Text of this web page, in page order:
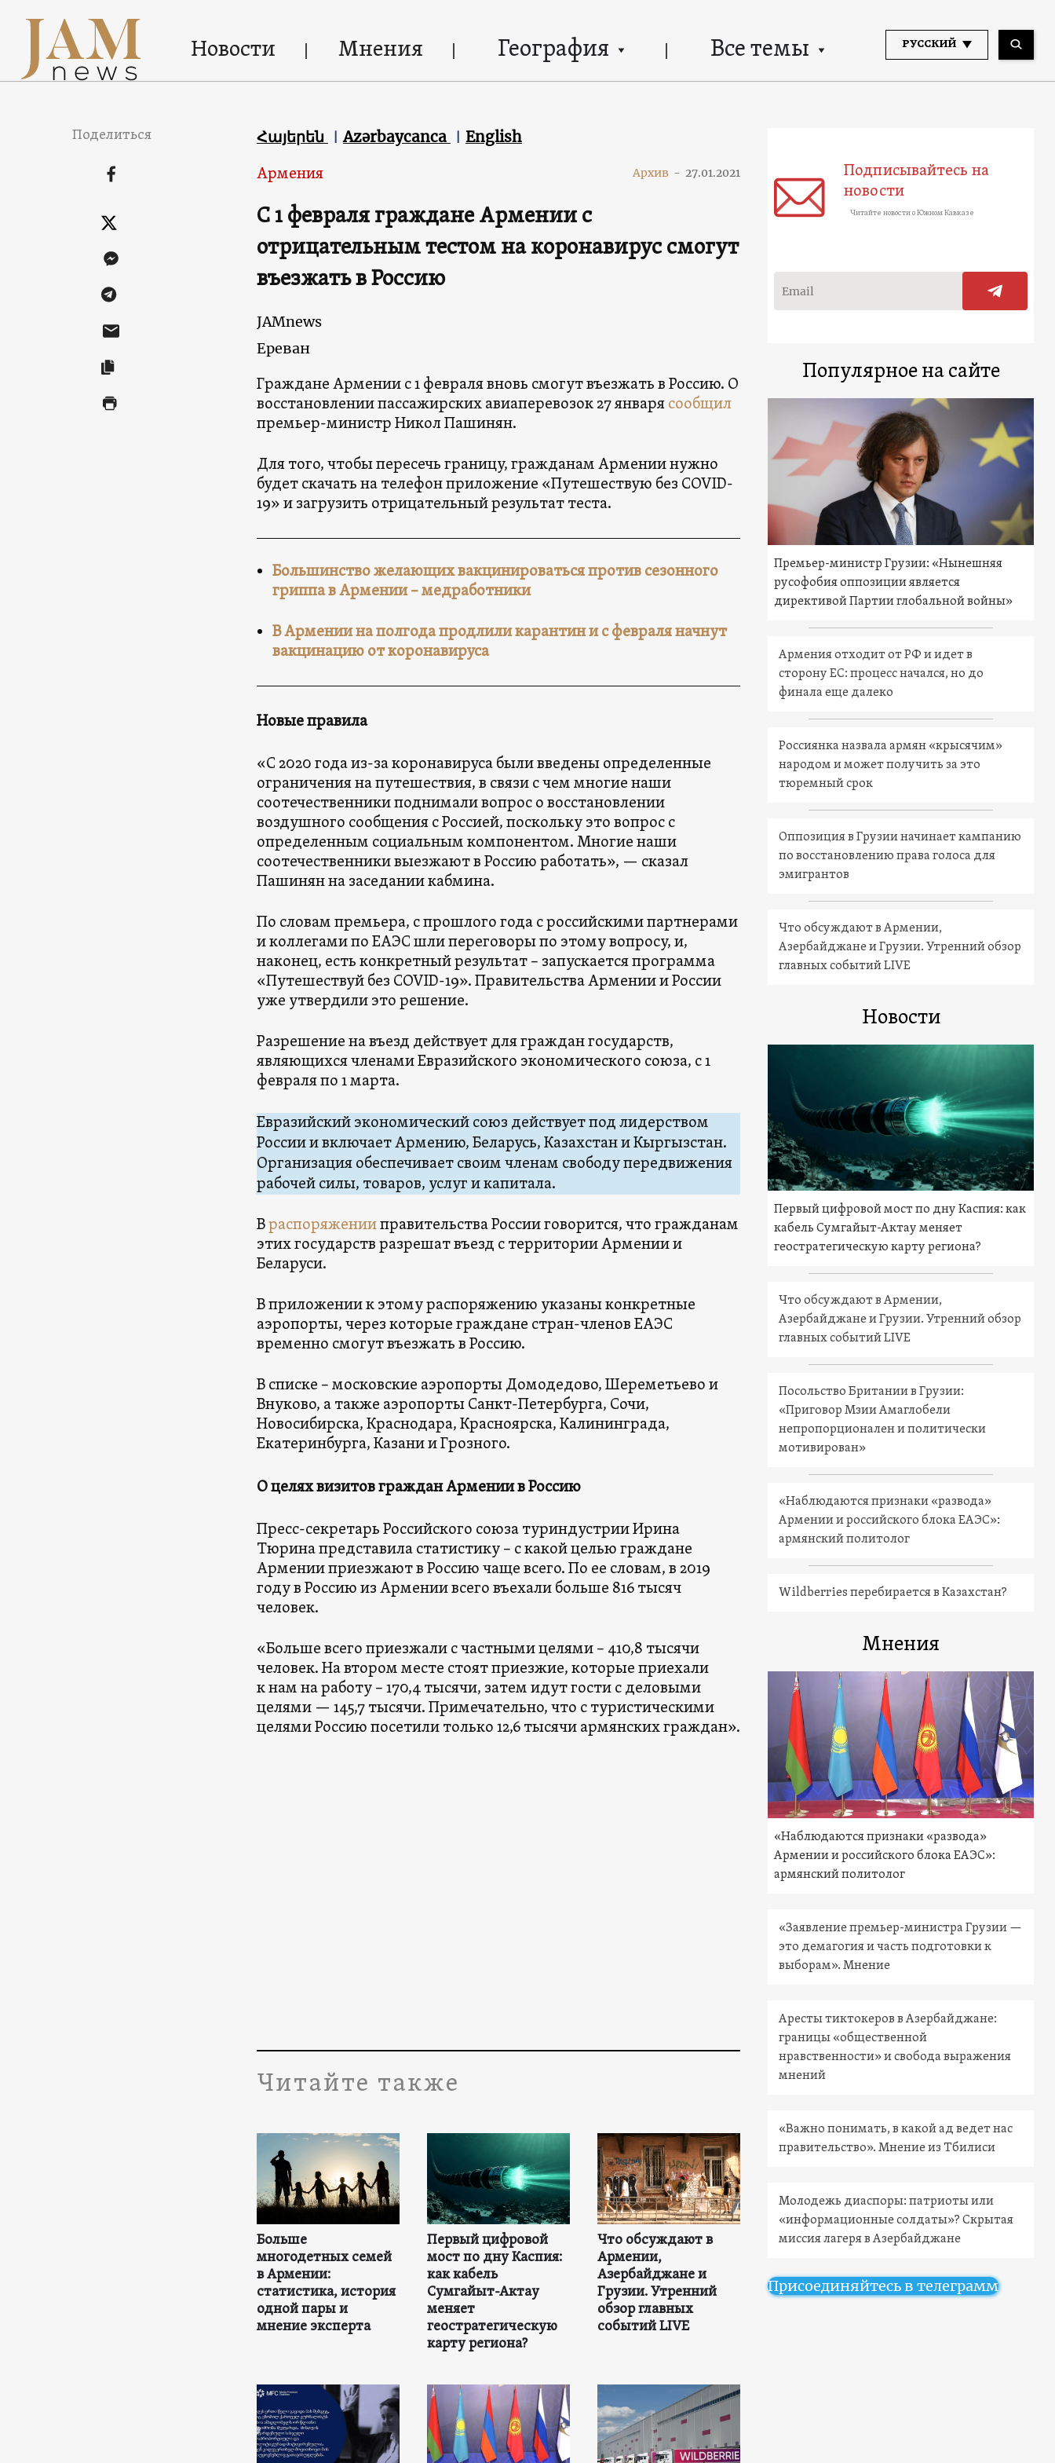
Новости Мнения География Все темы РУССКИЙ
Поделиться Հայերեն Azərbaycanca English
Армения Архив - 27.01.2021
С 1 февраля граждане Армении с
отрицательным тестом на коронавирус смогут
въезжать в Россию
JAMnews
Ереван
Граждане Армении с 1 февраля вновь смогут въезжать в Россию. О
восстановлении пассажирских авиаперевозок 27 январясообщил
премьер-министр Никол Пашинян.
Для того, чтобы пересечь границу, гражданам Армении нужно
будет скачать на телефон приложение «Путешествую без COVID-
19» и загрузить отрицательный результат теста.
Большинство желающих вакцинироваться против сезонного
гриппа в Армении – медработники
В Армении на полгода продлили карантин и с февраля начнут
вакцинацию от коронавируса
Новые правила
«С 2020 года из-за коронавируса были введены определенные
ограничения на путешествия, в связи с чем многие наши
соотечественники поднимали вопрос о восстановлении
воздушного сообщения с Россией, поскольку это вопрос с
определенным социальным компонентом. Многие наши
соотечественники выезжают в Россию работать», — сказал
Пашинян на заседании кабмина.
По словам премьера, с прошлого года с российскими партнерами
и коллегами по ЕАЭС шли переговоры по этому вопросу, и,
наконец, есть конкретный результат – запускается программа
«Путешествуй без COVID-19». Правительства Армении и России
уже утвердили это решение.
Разрешение на въезд действует для граждан государств,
являющихся членами Евразийского экономического союза, с 1
февраля по 1 марта.
Евразийский экономический союз действует под лидерством
России и включает Армению, Беларусь, Казахстан и Кыргызстан.
Организация обеспечивает своим членам свободу передвижения
рабочей силы, товаров, услуг и капитала.
Враспоряженииправительства России говорится, что гражданам
этих государств разрешат въезд с территории Армении и
Беларуси.
В приложении к этому распоряжению указаны конкретные
аэропорты, через которые граждане стран-членов ЕАЭС
временно смогут въезжать в Россию.
В списке – московские аэропорты Домодедово, Шереметьево и
Внуково, а также аэропорты Санкт-Петербурга, Сочи,
Новосибирска, Краснодара, Красноярска, Калининграда,
Екатеринбурга, Казани и Грозного.
О целях визитов граждан Армении в Россию
Пресс-секретарь Российского союза туриндустрии Ирина
Тюрина представила статистику – с какой целью граждане
Армении приезжают в Россию чаще всего. По ее словам, в 2019
году в Россию из Армении всего въехали больше 816 тысяч
человек.
«Больше всего приезжали с частными целями – 410,8 тысячи
человек. На втором месте стоят приезжие, которые приехали
к нам на работу – 170,4 тысячи, затем идут гости с деловыми
целями — 145,7 тысячи. Примечательно, что с туристическими
целями Россию посетили только 12,6 тысячи армянских граждан».
Читайте также
Больше
многодетных семей
в Армении:
статистика, история
одной пары и
мнение эксперта
Первый цифровой
мост по дну Каспия:
как кабель
Сумгайыт-Актау
меняет
геостратегическую
карту региона?
Что обсуждают в
Армении,
Азербайджане и
Грузии. Утренний
обзор главных
событий LIVE
Подписывайтесь на
новости
Читайте новости о Южном Кавказе
Популярное на сайте
Премьер-министр Грузии: «Нынешняя
русофобия оппозиции является
директивой Партии глобальной войны»
Армения отходит от РФ и идет в
сторону ЕС: процесс начался, но до
финала еще далеко
Россиянка назвала армян «крысячим»
народом и может получить за это
тюремный срок
Оппозиция в Грузии начинает кампанию
по восстановлению права голоса для
эмигрантов
Что обсуждают в Армении,
Азербайджане и Грузии. Утренний обзор
главных событий LIVE
Новости
Первый цифровой мост по дну Каспия: как
кабель Сумгайыт-Актау меняет
геостратегическую карту региона?
Что обсуждают в Армении,
Азербайджане и Грузии. Утренний обзор
главных событий LIVE
Посольство Британии в Грузии:
«Приговор Мзии Амаглобели
непропорционален и политически
мотивирован»
«Наблюдаются признаки «развода»
Армении и российского блока ЕАЭС»:
армянский политолог
Wildberries перебирается в Казахстан?
Мнения
«Наблюдаются признаки «развода»
Армении и российского блока ЕАЭС»:
армянский политолог
«Заявление премьер-министра Грузии —
это демагогия и часть подготовки к
выборам». Мнение
Аресты тиктокеров в Азербайджане:
границы «общественной
нравственности» и свобода выражения
мнений
«Важно понимать, в какой ад ведет нас
правительство». Мнение из Тбилиси
Молодежь диаспоры: патриоты или
«информационные солдаты»? Скрытая
миссия лагеря в Азербайджане
Присоединяйтесь в телеграмм